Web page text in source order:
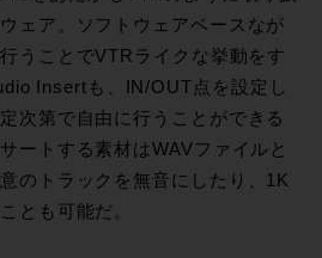
ェア。ソフトウェアベースなが
うことでVTRライクな挙動をす
Insertも、IN/OUT点を設定し
次第で自由に行うことができる
ートする素材はWAVファイルと
のトラックを無音にしたり、1K
とも可能だ。